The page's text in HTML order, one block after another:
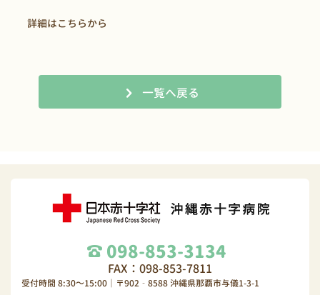
詳細はこちらから
一覧へ戻る
098-853-3134
FAX：098-853-7811
受付時間 8:30～15:00｜〒902‐8588 沖縄県那覇市与儀1-3-1